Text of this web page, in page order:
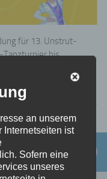
für 13. Unstrut-
Tanzturnier bis
2015
an unserem
Internetseiten ist
Sofern eine
unseres